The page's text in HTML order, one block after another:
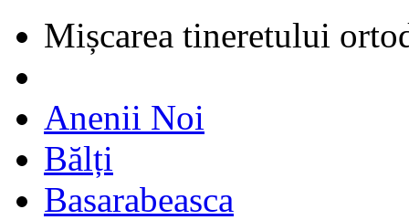
Mișcarea tineretului
Anenii Noi
Bălți
Basarabeasca